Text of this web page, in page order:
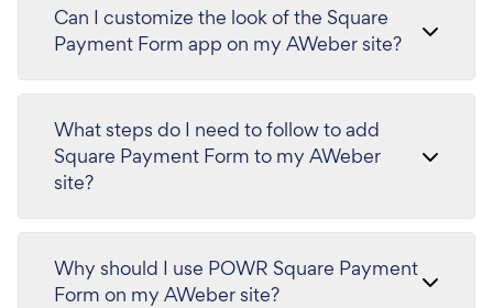
Can I customize the look of the Square
Payment Form app on my AWeber site?
What steps do I need to follow to add
Square Payment Form to my AWeber
site?
Why should I use POWR Square Payment
Form on my AWeber site?